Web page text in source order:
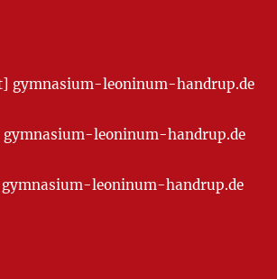
gymnasium-leoninum-handrup.de
leoninum-handrup.de
leoninum-handrup.de